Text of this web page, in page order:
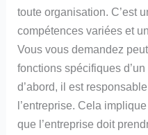
toute organisation. C’est
compétences variées et
Vous vous demandez
fonctions spécifiques
d’abord, il est
l’entreprise. Cela
que l’entreprise doit